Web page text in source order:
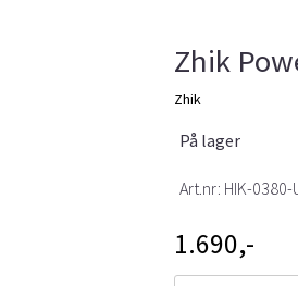
Zhik
Zhik
På lager
Art.nr: HIK-0380-
1.690,-